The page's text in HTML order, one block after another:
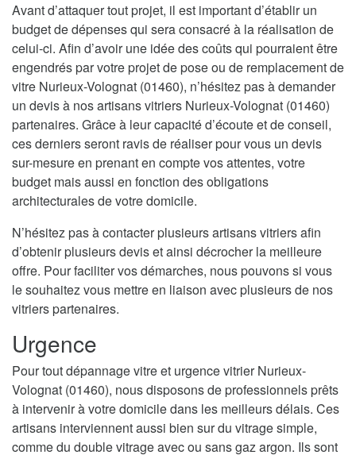
Avant d’attaquer tout projet, il est important d’établir un
budget de dépenses qui sera consacré à la réalisation de
celui-ci. Afin d’avoir une idée des coûts qui pourraient être
engendrés par votre projet de pose ou de remplacement de
vitre Nurieux-Volognat (01460), n’hésitez pas à demander
un devis à nos artisans vitriers Nurieux-Volognat (01460)
partenaires. Grâce à leur capacité d’écoute et de conseil,
ces derniers seront ravis de réaliser pour vous un devis
sur-mesure en prenant en compte vos attentes, votre
budget mais aussi en fonction des obligations
architecturales de votre domicile.
N’hésitez pas à contacter plusieurs artisans vitriers afin
d’obtenir plusieurs devis et ainsi décrocher la meilleure
offre. Pour faciliter vos démarches, nous pouvons si vous
le souhaitez vous mettre en liaison avec plusieurs de nos
vitriers partenaires.
Urgence
Pour tout dépannage vitre et urgence vitrier Nurieux-
Volognat (01460), nous disposons de professionnels prêts
à intervenir à votre domicile dans les meilleurs délais. Ces
artisans interviennent aussi bien sur du vitrage simple,
comme du double vitrage avec ou sans gaz argon. Ils sont